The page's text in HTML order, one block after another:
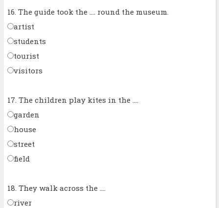
16. The guide took the .... round the museum.
artist
students
tourist
visitors
17. The children play kites in the ....
garden
house
street
field
18. They walk across the ....
river